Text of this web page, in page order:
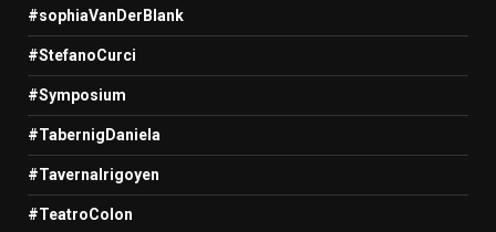
#sophiaVanDerBlank
#StefanoCurci
#Symposium
#TabernigDaniela
#TavernaIrigoyen
#TeatroColon